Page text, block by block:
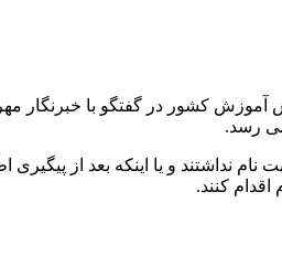
کشور در گفتگو با خبرنگار
نام نداشتند و یا اینکه بعد از